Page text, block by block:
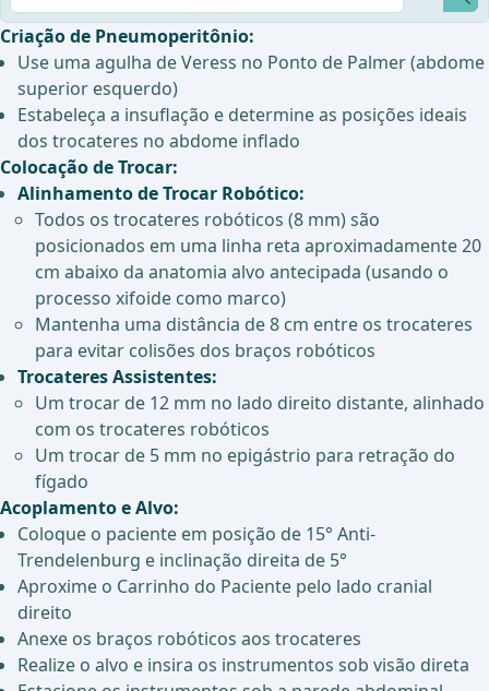
Criação de Pneumoperitônio:
Use uma agulha de Veress no Ponto de Palmer (abdome
superior esquerdo)
Estabeleça a insuflação e determine as posições ideais
dos trocateres no abdome inflado
Colocação de Trocar:
Alinhamento de Trocar Robótico:
Todos os trocateres robóticos (8 mm) são
posicionados em uma linha reta aproximadamente 20
cm abaixo da anatomia alvo antecipada (usando o
processo xifoide como marco)
Mantenha uma distância de 8 cm entre os trocateres
para evitar colisões dos braços robóticos
Trocateres Assistentes:
Um trocar de 12 mm no lado direito distante, alinhado
com os trocateres robóticos
Um trocar de 5 mm no epigástrio para retração do
fígado
Acoplamento e Alvo:
Coloque o paciente em posição de 15° Anti-
Trendelenburg e inclinação direita de 5°
Aproxime o Carrinho do Paciente pelo lado cranial
direito
Anexe os braços robóticos aos trocateres
Realize o alvo e insira os instrumentos sob visão direta